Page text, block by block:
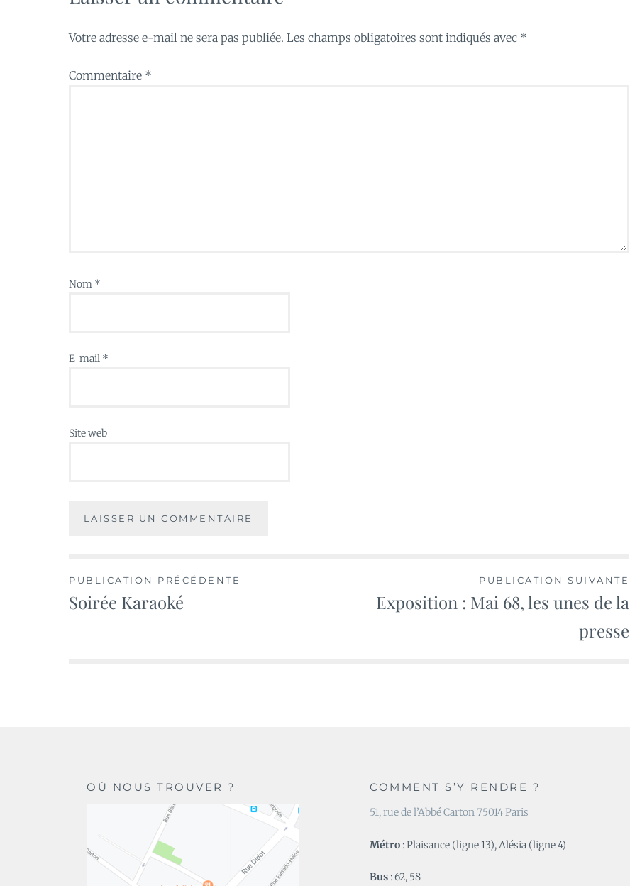
Votre adresse e-mail ne sera pas publiée. Les champs obligatoires sont indiqués avec *
Commentaire *
Nom *
E-mail *
Site web
Navigation
PUBLICATION PRÉCÉDENTE
Soirée Karaoké
PUBLICATION SUIVANTE
Exposition : Mai 68, les unes de la
presse
OÙ NOUS TROUVER ? COMMENT S’Y RENDRE ?
51, rue de l’Abbé Carton 75014 Paris
Métro : Plaisance (ligne 13), Alésia (ligne 4)
Bus : 62, 58